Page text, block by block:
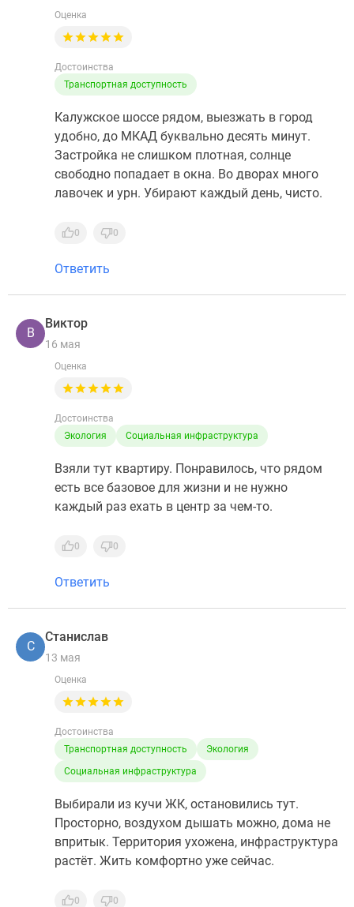
Оценка
Достоинства
Транспортная доступность
Калужское шоссе рядом, выезжать в город
удобно, до МКАД буквально десять минут.
Застройка не слишком плотная, солнце
свободно попадает в окна. Во дворах много
лавочек и урн. Убирают каждый день, чисто.
0 0
Ответить
В
Виктор
16 мая
Оценка
Достоинства
Экология
Социальная инфраструктура
Взяли тут квартиру. Понравилось, что рядом
есть все базовое для жизни и не нужно
каждый раз ехать в центр за чем-то.
0 0
Ответить
С
Станислав
13 мая
Оценка
Достоинства
Транспортная доступность
Экология
Социальная инфраструктура
Выбирали из кучи ЖК, остановились тут.
Просторно, воздухом дышать можно, дома не
впритык. Территория ухожена, инфраструктура
растёт. Жить комфортно уже сейчас.
0 0